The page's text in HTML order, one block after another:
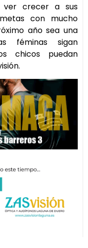
ver crecer a sus
con mucho
año sea una
féminas sigan
chicos puedan